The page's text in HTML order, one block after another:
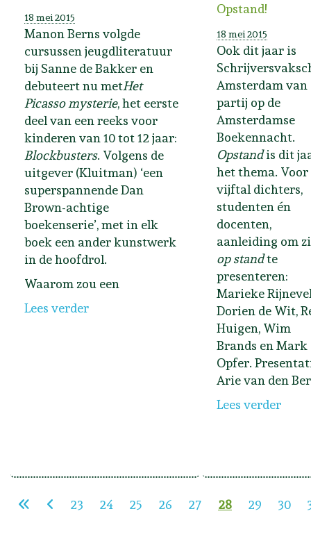
18 mei 2015
Manon Berns volgde
cursussen jeugdliteratuur
bij Sanne de Bakker en
debuteert nu metHet
Picasso mysterie, het eerste
deel van een reeks voor
kinderen van 10 tot 12 jaar:
Blockbusters. Volgens de
uitgever (Kluitman) ‘een
superspannende Dan
Brown-achtige
boekenserie’, met in elk
boek een ander kunstwerk
in de hoofdrol.
Waarom zou een
Lees verder
Opstand!
18 mei 2015
Ook dit jaar is
Amsterdam van
partij op de
Amsterdamse
Boekennacht.
Opstandis dit
het thema. Voor
vijftal dichters,
studenten én
docenten,
aanleiding om
op standte
presenteren:
Marieke
Dorien de Wit,
Huigen, Wim
Brands en Mark
Opfer.
Arie van den
Lees verder
23 24 25 26 27 28 29 30